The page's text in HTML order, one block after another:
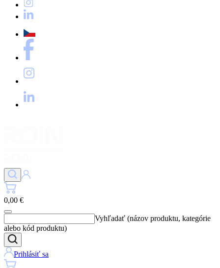
0,00 €
Vyhľadať (názov produktu, kategórie
alebo kód produktu)
Prihlásiť sa